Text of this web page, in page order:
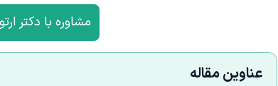
مشاوره با دکتر
عناوین مقاله